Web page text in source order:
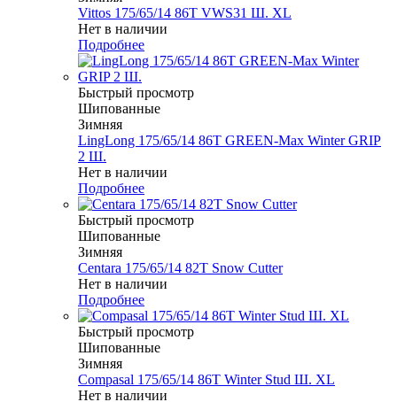
Vittos 175/65/14 86T VWS31 Ш. XL
Нет в наличии
Подробнее
Быстрый просмотр
Шипованные
Зимняя
LingLong 175/65/14 86T GREEN-Max Winter GRIP
2 Ш.
Нет в наличии
Подробнее
Быстрый просмотр
Шипованные
Зимняя
Centara 175/65/14 82T Snow Cutter
Нет в наличии
Подробнее
Быстрый просмотр
Шипованные
Зимняя
Compasal 175/65/14 86T Winter Stud Ш. XL
Нет в наличии